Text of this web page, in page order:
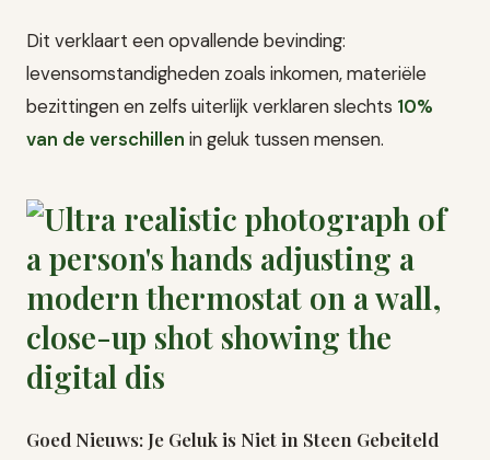
Dit verklaart een opvallende bevinding:
levensomstandigheden zoals inkomen, materiële
bezittingen en zelfs uiterlijk verklaren slechts 10%
van de verschillen in geluk tussen mensen.
Goed Nieuws: Je Geluk is Niet in Steen Gebeiteld